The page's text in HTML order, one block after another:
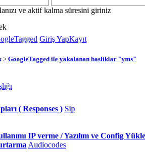
ve aktif kalma süresini giriniz
Giriş YapKayıt
> GoogleTagged ile yakalanan basliklar "yms"
( Responses ) Sip
IP verme / Yazılım ve Config
Audiocodes